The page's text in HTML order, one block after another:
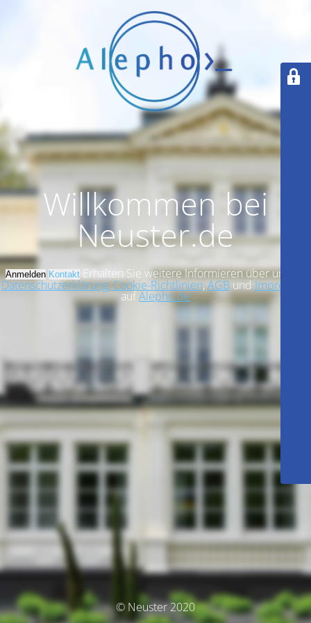
Willkommen bei
Neuster.de
Anmelden KontaktErhalten Sie weitere Informieren über unsere
Datenschutzerklärung, Cookie-Richtlinien, AGB und Impressum
aufAlepho.de
© Neuster 2020